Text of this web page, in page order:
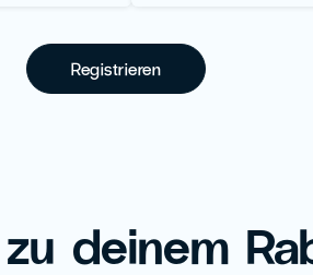
Registrieren
deinem